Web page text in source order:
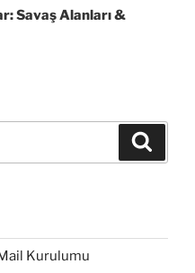
Savaş Alanları &
Kurulumu